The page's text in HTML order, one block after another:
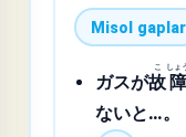
Misol gaplar
ガスが故
こ
障
しょ
ないと…。